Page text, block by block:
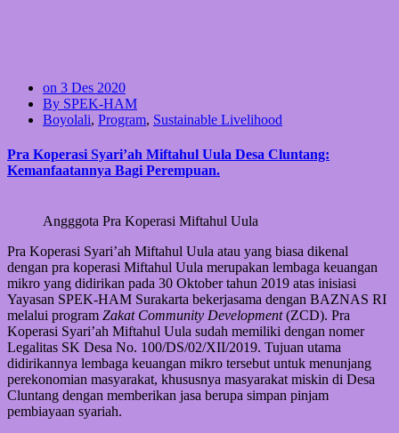
on 3 Des 2020
By SPEK-HAM
Boyolali, Program, Sustainable Livelihood
Pra Koperasi Syari’ah Miftahul Uula Desa Cluntang:
Kemanfaatannya Bagi Perempuan.
Angggota Pra Koperasi Miftahul Uula
Pra Koperasi Syari’ah Miftahul Uula atau yang biasa dikenal
dengan pra koperasi Miftahul Uula merupakan lembaga keuangan
mikro yang didirikan pada 30 Oktober tahun 2019 atas inisiasi
Yayasan SPEK-HAM Surakarta bekerjasama dengan BAZNAS RI
melalui program Zakat Community Development(ZCD). Pra
Koperasi Syari’ah Miftahul Uula sudah memiliki dengan nomer
Legalitas SK Desa No. 100/DS/02/XII/2019. Tujuan utama
didirikannya lembaga keuangan mikro tersebut untuk menunjang
perekonomian masyarakat, khususnya masyarakat miskin di Desa
Cluntang dengan memberikan jasa berupa simpan pinjam
pembiayaan syariah.